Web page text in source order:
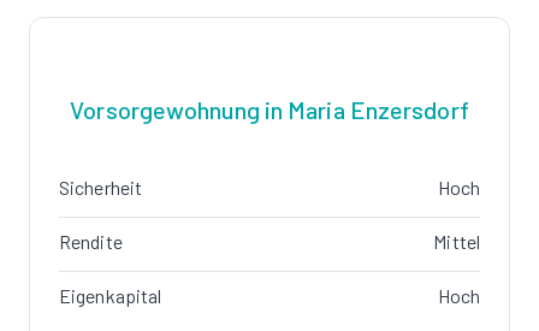
Vorsorgewohnung in Maria Enzersdorf
Sicherheit Hoch
Rendite Mittel
Eigenkapital Hoch